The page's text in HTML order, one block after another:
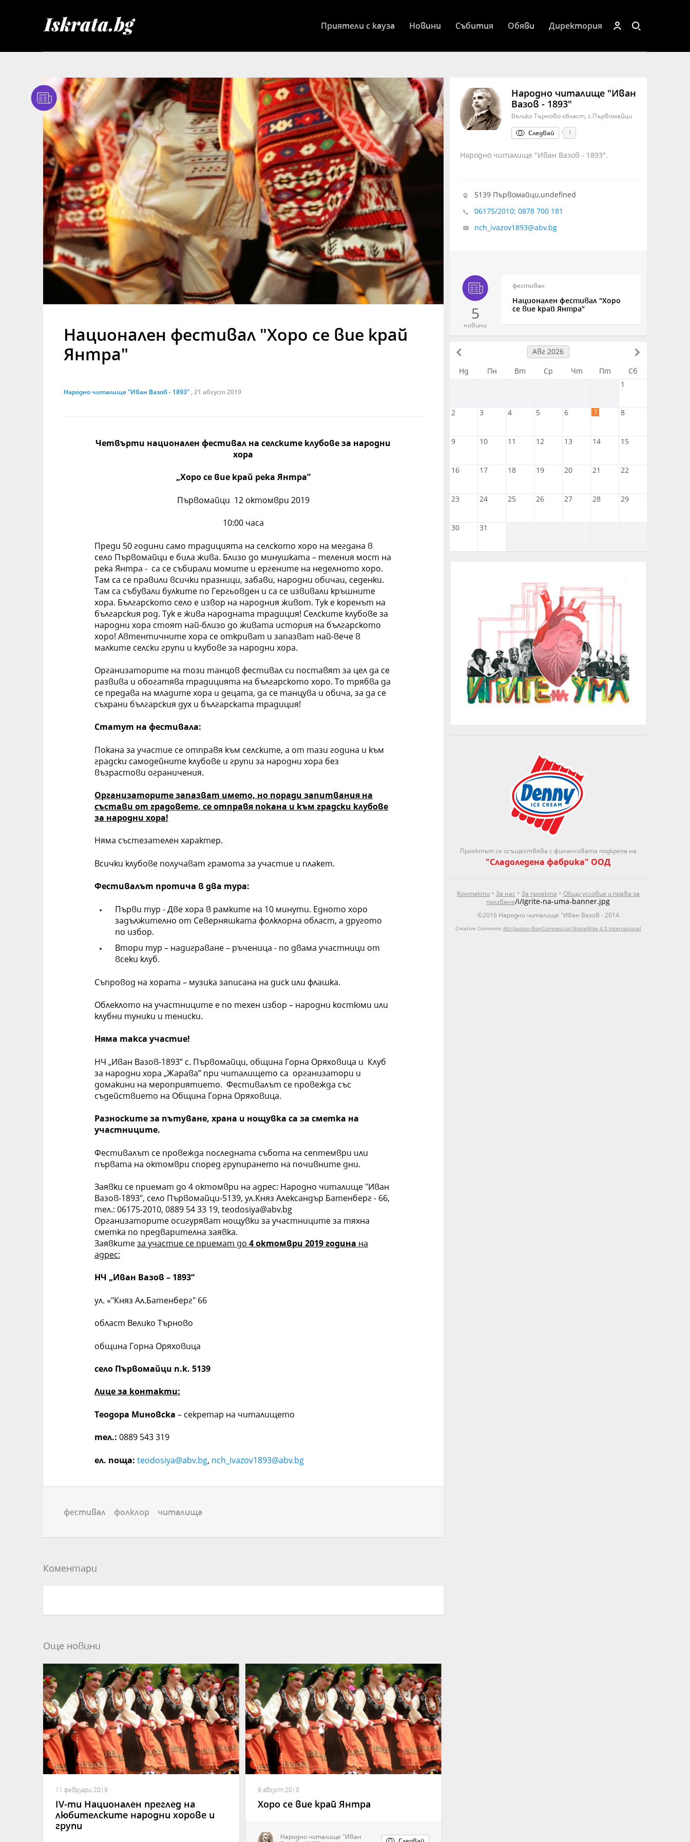
Приятели с кауза Новини Събития Обяви Директория
Национален фестивал "Хоро се вие край
Янтра"
Народно читалище "Иван Вазов - 1893" , 21 август 2019
Четвърти национален фестивал на селските клубове за народни
хора
„Хоросе вие край река Янтра”
Първомайци 12 октомври 2019
10:00 часа
Преди 50 години само традицията на селското хоро на мегдана в
село Първомайци е била жива. Близо до минушката – теления мост на
река Янтра - са се събирали момите и ергените на неделното хоро.
Там са се правили всички празници, забави, народни обичаи, седенки.
Там са събували булките по Гергьовден и са се извивали кръшните
хора. Българското село е извор на народния живот. Тук е коренът на
българския род. Тук е жива народната традиция! Селските клубове за
народни хора стоят най-близо до живата история на българското
хоро! Автентичните хора се откриват и запазват най-вече в
малките селски групи и клубове за народни хора.
Организаторите на този танцов фестивал си поставят за цел да се
развива и обогатява традицията на българското хоро. То трябва да
се предава на младите хора и децата, да се танцува и обича, за да се
съхрани българския дух и българската традиция!
Статут на фестивала:
Покана за участие се отправя към селските, а от тази година и към
градски самодейните клубове и групи за народни хора без
възрастови ограничения.
Организаторите запазват името, но поради запитвания на
състави от градовете, се отправя покана и към градски клубове
за народни хора!
Няма състезателен характер.
Всички клубове получават грамота за участие и плакет.
Фестивалът протича в два тура:
Първи тур - Две хора в рамките на 10 минути. Едното хоро
задължително от Северняшката фолклорна област, а другото
по избор.
Втори тур – надиграване – ръченица - по двама участници от
всеки клуб.
Съпровод на хората – музика записана на диск или флашка.
Облеклото на участниците е по техен избор – народни костюми или
клубни туники и тениски.
Няма такса участие!
НЧ „Иван Вазов-1893” с. Първомайци, община Горна Оряховица и Клуб
за народни хора „Жарава” при читалището са организатори и
домакини на мероприятието. Фестивалът се провежда със
съдействието на Община Горна Оряховица.
Разноските за пътуване, храна и нощувка са за сметка на
участниците.
Фестивалът се провежда последната събота на септември или
първата на октомври според групирането на почивните дни.
Заявки се приемат до 4 октомври на адрес: Народно читалище "Иван
Вазов-1893", село Първомайци-5139, ул.Княз Александър Батенберг - 66,
тел.: 06175-2010, 0889 54 33 19, teodosiya@abv.bg
Организаторите осигуряват нощувки за участниците за тяхна
сметка по предварителна заявка.
Заявкитеза участие се приемат до 4 октомври 2019година на
адрес:
НЧ „Иван Вазов – 1893“
ул. «"Княз Ал.Батенберг" 66
област Велико Търново
община Горна Оряховица
село Първомайци п.к. 5139
Лице за контакти:
Теодора Миновска – секретар на читалището
тел.: 0889 543 319
ел. поща: teodosiya@abv.bg, nch_ivazov1893@abv.bg
фестивал фолклор читалища
Коментари
Още новини
11 февруари 2019
ІV-ти Национален преглед на
любителските народни хорове и
групи
9 август 2018
Хоро се вие край Янтра
Народно читалище "Иван
Народно читалище "Иван
Вазов - 1893"
Велико Търново област, с.Първомайци
Следвай
1
Народно читалище "Иван Вазов - 1893".
5139 Първомайци,undefined
06175/2010; 0878 700 181
nch_ivazov1893@abv.bg
5
новини
фестивал
Национален фестивал "Хоро
се вие край Янтра"
Авг 2026
Нд
Пн Вт Ср Чт Пт
Сб
1
2 3 4 5 6 7 8
9 10 11 12 13 14 15
16 17 18 19 20 21 22
23 24 25 26 27 28 29
30 31
Проектът се осъществява с финансовата подкрепа на
"Сладоледена фабрика" ООД
Контакти· За нас · За проекта · Общи условия и права за
ползване/i/Igrite-na-uma-banner.jpg
©2016 Народно читалище "Иван Вазов - 2014
Creative Commons Attribution-NonCommercial-ShareAlike 4.0 International